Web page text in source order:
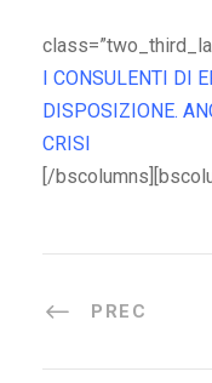
I CONSULENTI DI
DISPOSIZIONE.
CRISI
[/
PREC